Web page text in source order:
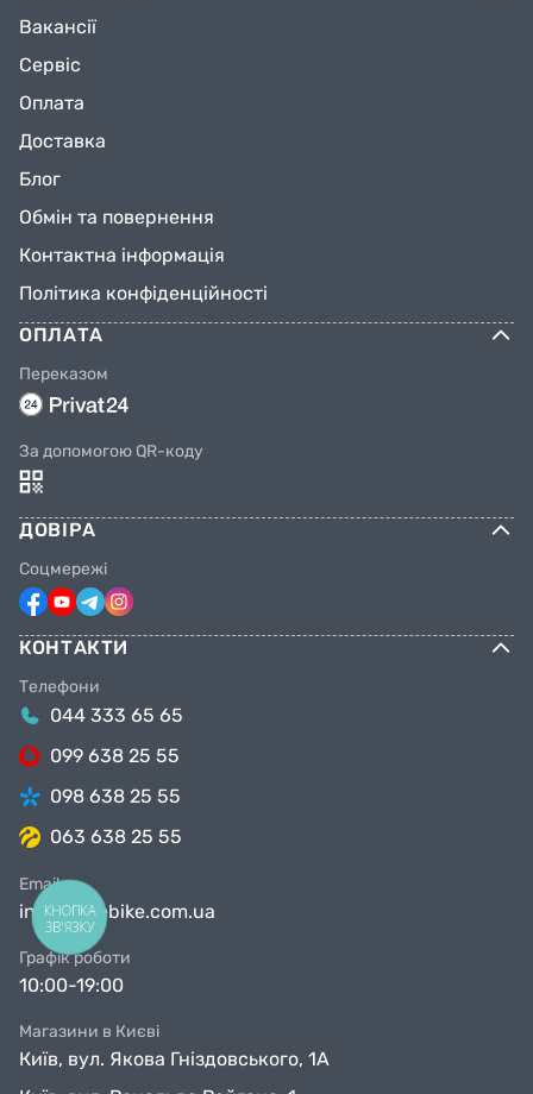
Вакансії
Сервіс
Оплата
Доставка
Блог
Обмін та повернення
Контактна інформація
Політика конфіденційності
ОПЛАТА
Переказом
За допомогою QR-коду
ДОВІРА
Соцмережі
КОНТАКТИ
Телефони
044 333 65 65
099 638 25 55
098 638 25 55
063 638 25 55
Email
info@facebike.com.ua
Графік роботи
10:00-19:00
Магазини в Києві
Київ, вул. Якова Гніздовського, 1А
КНОПКА
ЗВ'ЯЗКУ